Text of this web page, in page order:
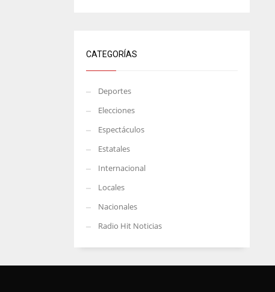
CATEGORÍAS
Deportes
Elecciones
Espectáculos
Estatales
Internacional
Locales
Nacionales
Radio Hit Noticias